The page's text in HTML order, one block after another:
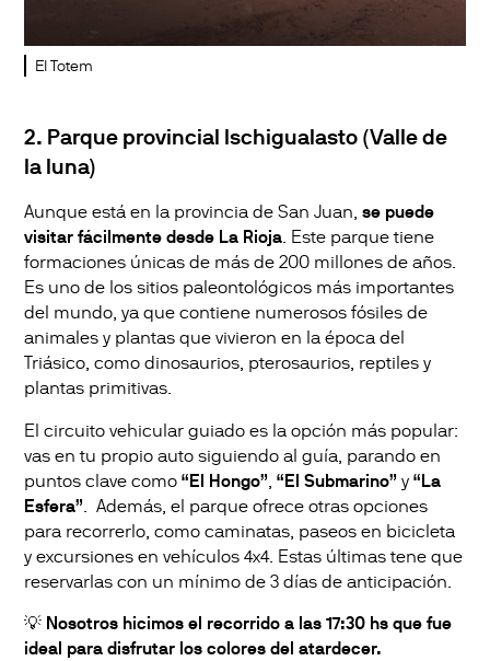
El Totem
2. Parque provincial Ischigualasto (Valle de
la luna)
Aunque está en la provincia de San Juan,se puede
visitar fácilmente desde La Rioja. Este parque tiene
formaciones únicas de más de 200 millones de años.
Es uno de los sitios paleontológicos más importantes
del mundo, ya que contiene numerosos fósiles de
animales y plantas que vivieron en la época del
Triásico, como dinosaurios, pterosaurios, reptiles y
plantas primitivas.
El circuito vehicular guiado es la opción más popular:
vas en tu propio auto siguiendo al guía, parando en
puntos clave como“El Hongo” ,“El Submarino” y“La
Esfera” . Además, el parque ofrece otras opciones
para recorrerlo, como caminatas, paseos en bicicleta
y excursiones en vehículos 4x4. Estas últimas tene que
reservarlas con un mínimo de 3 días de anticipación.
💡 Nosotros hicimos el recorrido a las 17:30 hs que fue
ideal para disfrutar los colores del atardecer.